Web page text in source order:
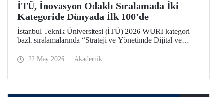
İTÜ, İnovasyon Odaklı Sıralamada İki
Kategoride Dünyada İlk 100’de
İstanbul Teknik Üniversitesi (İTÜ) 2026 WURI kategori
bazlı sıralamalarında “Strateji ve Yönetimde Dijital ve
100’üncü oldu.
22 May 2026 Akademik